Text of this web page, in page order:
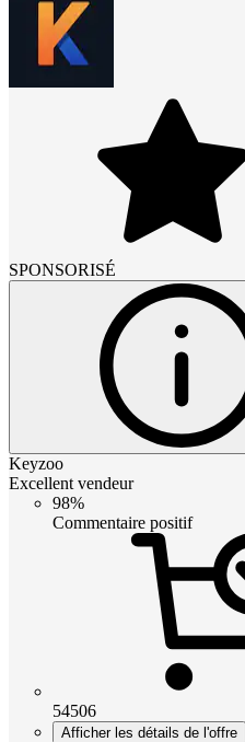
SPONSORISÉ
Keyzoo
Excellent vendeur
98%
Commentaire positif
54506
Afficher les détails de l'offre